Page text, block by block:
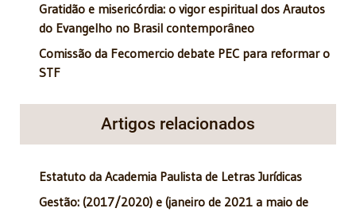
Gratidão e misericórdia: o vigor espiritual dos Arautos
do Evangelho no Brasil contemporâneo
Comissão da Fecomercio debate PEC para reformar o
STF
Artigos relacionados
Estatuto da Academia Paulista de Letras Jurídicas
Gestão: (2017/2020) e (janeiro de 2021 a maio de